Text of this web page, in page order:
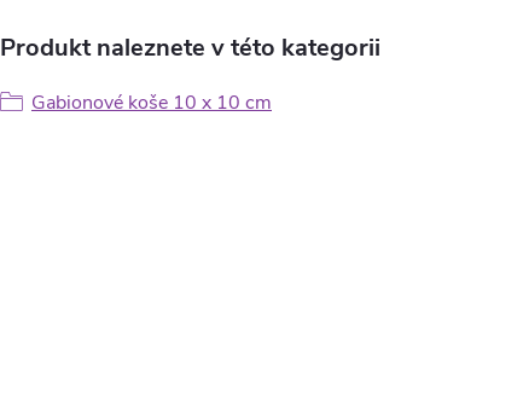
Produkt naleznete v této kategorii
Gabionové koše 10 x 10 cm